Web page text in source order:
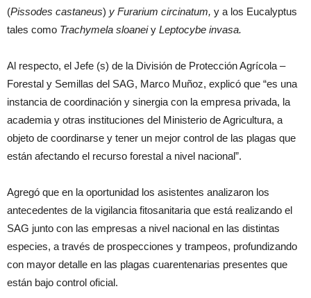
(Pissodes castaneus) y Furarium circinatum, y a los Eucalyptus
tales como Trachymela sloaneiy Leptocybe invasa.
Al respecto, el Jefe (s) de la División de Protección Agrícola –
Forestal y Semillas del SAG, Marco Muñoz, explicó que “es una
instancia de coordinación y sinergia con la empresa privada, la
academia y otras instituciones del Ministerio de Agricultura, a
objeto de coordinarse y tener un mejor control de las plagas que
están afectando el recurso forestal a nivel nacional”.
Agregó que en la oportunidad los asistentes analizaron los
antecedentes de la vigilancia fitosanitaria que está realizando el
SAG junto con las empresas a nivel nacional en las distintas
especies, a través de prospecciones y trampeos, profundizando
con mayor detalle en las plagas cuarentenarias presentes que
están bajo control oficial.